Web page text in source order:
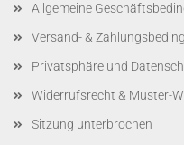
Allgemeine
Versand- &
Privatsphäre und
Widerrufsrecht & Muster-
Sitzung unterbrochen